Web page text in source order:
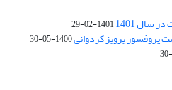
سال 1401 1401-02-29
پروفسور پرویز کردوانی1400-05-30